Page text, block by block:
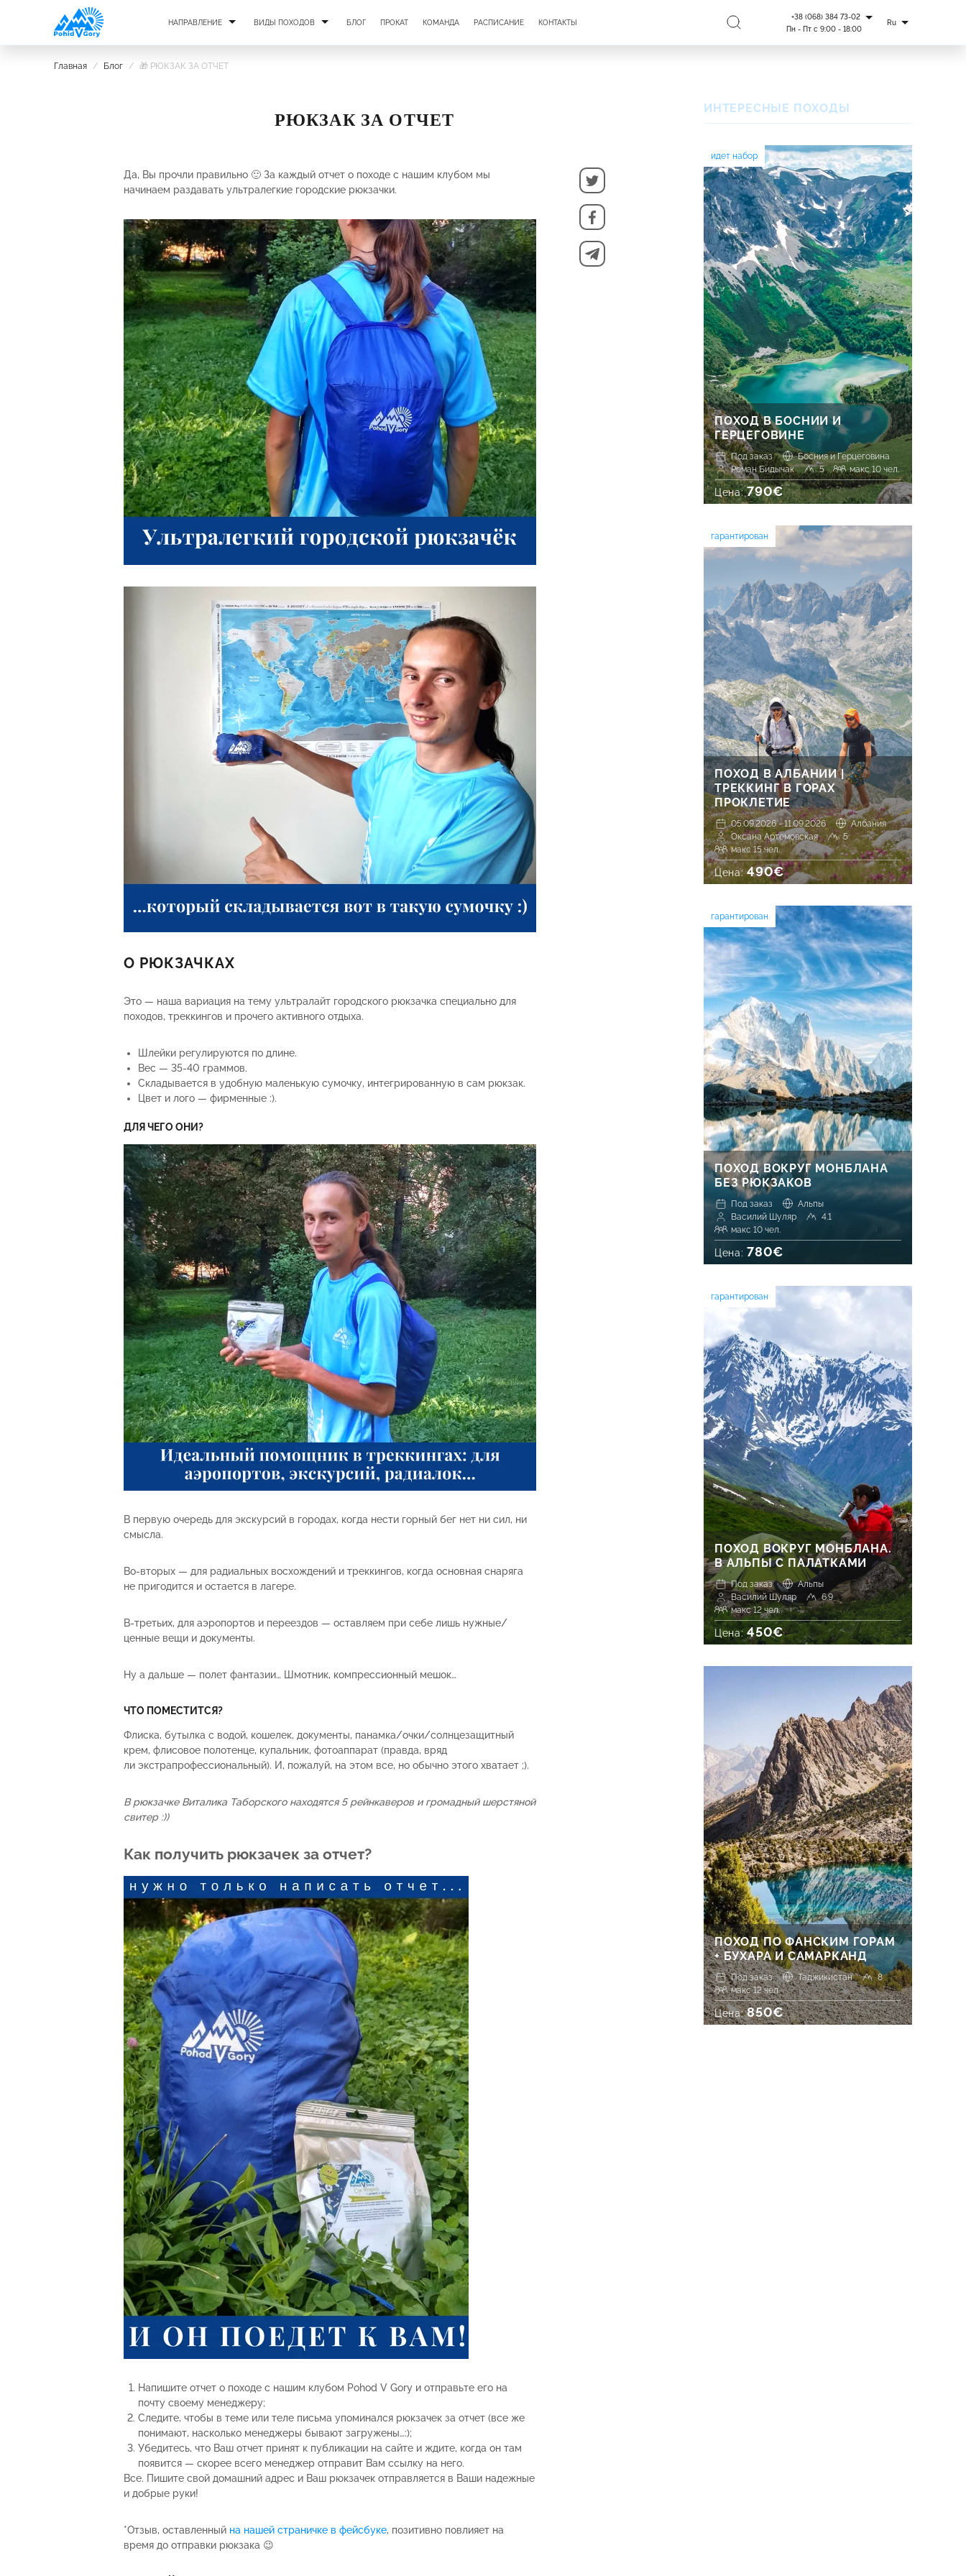
НАПРАВЛЕНИЕ ВИДЫ ПОХОДОВ БЛОГ ПРОКАТ КОМАНДА РАСПИСАНИЕ КОНТАКТЫ
+38 (068) 384 73-02
Пн - Пт с 9:00 - 18:00
Ru
Главная / Блог / 🎁 РЮКЗАК ЗА ОТЧЕТ
РЮКЗАК ЗА ОТЧЕТ
Да, Вы прочли правильно 🙂 За каждый отчет о походе с нашим клубом мы
начинаем раздавать ультралегкие городские рюкзачки.
О РЮКЗАЧКАХ
Это — наша вариация на тему ультралайт городского рюкзачка специально для
походов, треккингов и прочего активного отдыха.
Шлейки регулируются по длине.
Вес — 35-40 граммов.
Складывается в удобную маленькую сумочку, интегрированную в сам рюкзак.
Цвет и лого — фирменные :).
ДЛЯ ЧЕГО ОНИ?
В первую очередь для экскурсий в городах, когда нести горный бег нет ни сил, ни
смысла.
Во-вторых — для радиальных восхождений и треккингов, когда основная снаряга
не пригодится и остается в лагере.
В-третьих, для аэропортов и переездов — оставляем при себе лишь нужные/
ценные вещи и документы.
Ну а дальше — полет фантазии… Шмотник, компрессионный мешок…
ЧТО ПОМЕСТИТСЯ?
Флиска, бутылка с водой, кошелек, документы, панамка/очки/солнцезащитный
крем, флисовое полотенце, купальник, фотоаппарат (правда, вряд
ли экстрапрофессиональный). И, пожалуй, на этом все, но обычно этого хватает ;).
В рюкзачке Виталика Таборского находятся 5 рейнкаверов и громадный шерстяной
свитер :))
Как получить рюкзачек за отчет?
Напишите отчет о походе с нашим клубом Pohod V Gory и отправьте его на
почту своему менеджеру;
Следите, чтобы в теме или теле письма упоминался рюкзачек за отчет (все же
понимают, насколько менеджеры бывают загружены…:);
Убедитесь, что Ваш отчет принят к публикации на сайте и ждите, когда он там
появится — скорее всего менеджер отправит Вам ссылку на него.
Все. Пишите свой домашний адрес и Ваш рюкзачек отправляется в Ваши надежные
и добрые руки!
*Отзыв, оставленный на нашей страничке в фейсбуке, позитивно повлияет на
время до отправки рюкзака 😉
ИНТЕРЕСНЫЕ ПОХОДЫ
идет набор
ПОХОД В БОСНИИ И
ГЕРЦЕГОВИНЕ
Под заказ
Босния и Герцеговина
Роман Бидычак
5 макс 10 чел.
Цена:790€
гарантирован
ПОХОД В АЛБАНИИ |
ТРЕККИНГ В ГОРАХ
ПРОКЛЕТИЕ
05.09.2026 - 11.09.2026
Албания
Оксана Артемовская
5
макс 15 чел.
Цена:490€
гарантирован
ПОХОД ВОКРУГ МОНБЛАНА
БЕЗ РЮКЗАКОВ
Под заказ
Альпы
Василий Шуляр
4.1
макс 10 чел.
Цена: 780€
гарантирован
ПОХОД ВОКРУГ МОНБЛАНА.
В АЛЬПЫ С ПАЛАТКАМИ
Под заказ
Альпы
Василий Шуляр
6.9
макс 12 чел.
Цена:450€
ПОХОД ПО ФАНСКИМ ГОРАМ
+ БУХАРА И САМАРКАНД
Под заказ Таджикистан
8
макс 12 чел.
Цена:850€